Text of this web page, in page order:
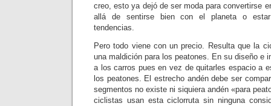
creo, esto ya dejó de ser moda para convertirse
allá de sentirse bien con el planeta o
tendencias.
Pero todo viene con un precio. Resulta que la
una maldición para los peatones. En su diseño e
a los carros pues en vez de quitarles espacio a
los peatones. El estrecho andén debe ser
segmentos no existe ni siquiera andén «para
ciclistas usan esta ciclorruta sin ninguna